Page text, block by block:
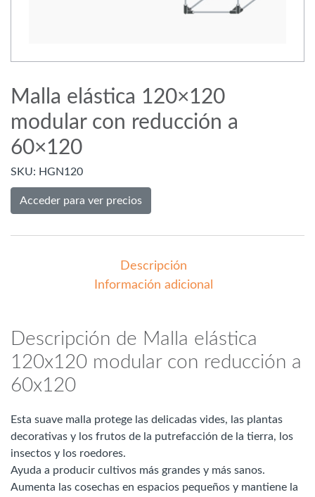
Malla elástica 120×120
modular con reducción a
60×120
SKU: HGN120
Acceder para ver precios
Descripción
Información adicional
Descripción de Malla elástica
120x120 modular con reducción a
60x120
Esta suave malla protege las delicadas vides, las plantas
decorativas y los frutos de la putrefacción de la tierra, los
insectos y los roedores.
Ayuda a producir cultivos más grandes y más sanos.
Aumenta las cosechas en espacios pequeños y mantiene la